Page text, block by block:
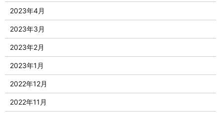
2023年4月
2023年3月
2023年2月
2023年1月
2022年12月
2022年11月